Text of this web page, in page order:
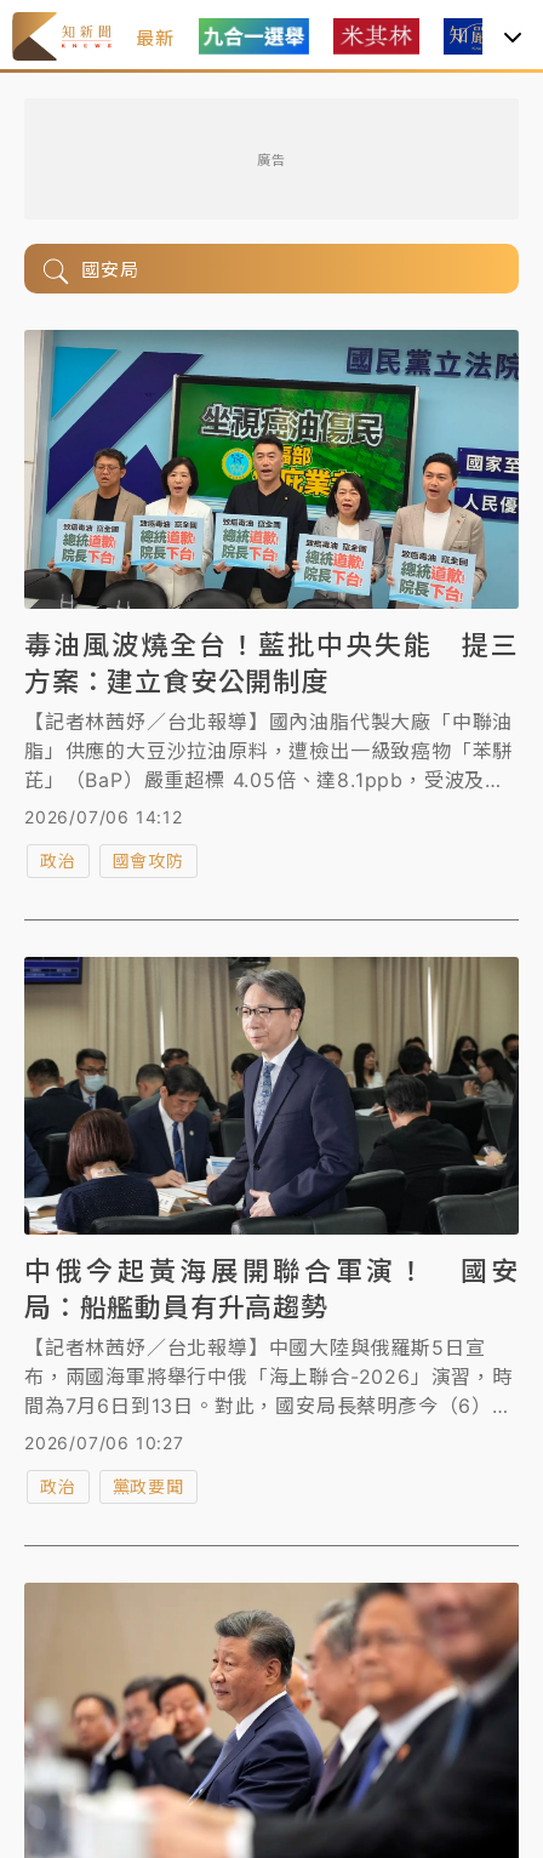
最新
廣告
國安局
毒油風波燒全台！藍批中央失能 提三
方案：建立食安公開制度
【記者林茜妤／台北報導】國內油脂代製大廠「中聯油
脂」供應的大豆沙拉油原料，遭檢出一級致癌物「苯駢
芘」（BaP）嚴重超標 4.05倍、達8.1ppb，受波及的
問題原料高達 1,300 公噸，延燒至全台300多家品牌廠
第一時間根本毫無作為，部會首長還到地方拚選舉輔
不知道比知道更可怕，並提出三項具體改善方案：主管
機關必須負起政治責任；建立食安資訊公開制度；全面
檢討食安預警與追溯制度。
2026/07/06 14:12
政治 國會攻防
中俄今起黃海展開聯合軍演！ 國安
局：船艦動員有升高趨勢
【記者林茜妤／台北報導】中國大陸與俄羅斯5日宣
布，兩國海軍將舉行中俄「海上聯合-2026」演習，時
間為7月6日到13日。對此，國安局長蔡明彥今（6）日
表示，每年7月至9月為共軍戰區層級軍事演訓熱季，目
前西太平洋有4個中共海軍的編隊活動，中共在海上船
艦的動員，「確實是有升高的趨勢」。
2026/07/06 10:27
政治 黨政要聞